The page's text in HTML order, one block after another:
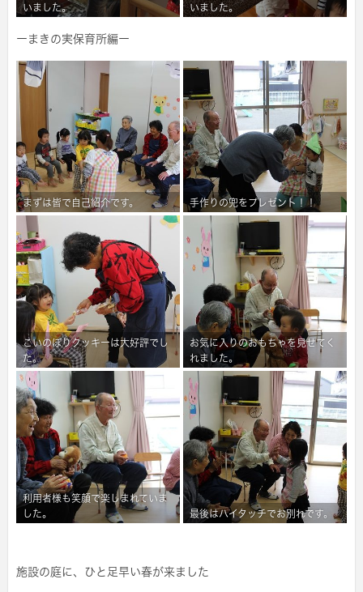
いました。
いました。
ーまきの実保育所編ー
まずは皆で自己紹介です。 手作りの兜をプレゼント！！
こいのぼりクッキーは大好評でし
た。
お気に入りのおもちゃを見せてく
れました。
利用者様も笑顔で楽しまれていま
した。
最後はハイタッチでお別れです。
施設の庭に、ひと足早い春が来ました